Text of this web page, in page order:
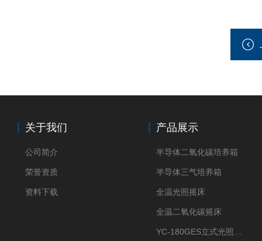
关于我们
公司简介
荣誉资质
资料下载
产品展示
半导体二氧化碳培养箱
半导体三气培养箱
全温光照摇床
全温二氧化碳摇床